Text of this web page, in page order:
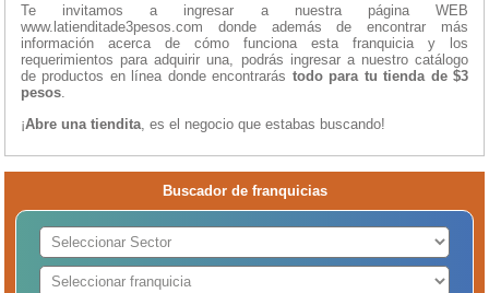
Te invitamos a ingresar a nuestra página WEB
www.latienditade3pesos.com donde además de encontrar más
información acerca de cómo funciona esta franquicia y los
requerimientos para adquirir una, podrás ingresar a nuestro catálogo
de productos en línea donde encontrarás todo para tu tienda de $3
pesos
¡Abre una tiendita , es el negocio que estabas buscando!
Buscador de franquicias